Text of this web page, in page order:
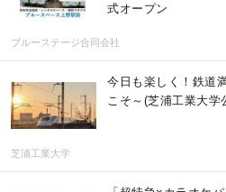
式オープン
ブルーステージ合同会社
今日も楽しく！鉄道
こそ～(芝浦工業大
芝浦工業大学